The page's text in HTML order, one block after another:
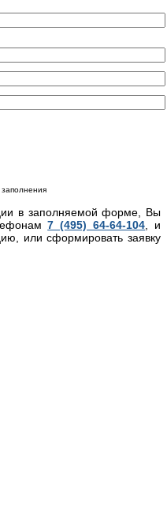
в заполняемой форме, Вы
7 (495) 64-64-104, и
или сформировать заявку